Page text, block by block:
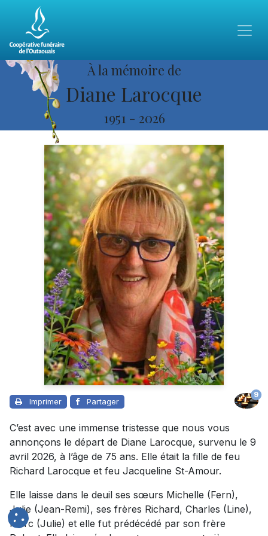
À la mémoire de
Diane Larocque
1951 - 2026
Imprimer Partager
9
C’est avec une immense tristesse que nous vous
annonçons le départ de Diane Larocque, survenu le 9
avril 2026, à l’âge de 75 ans. Elle était la fille de feu
Richard Larocque et feu Jacqueline St-Amour.
Elle laisse dans le deuil ses sœurs Michelle (Fern),
Julie (Jean-Remi), ses frères Richard, Charles (Line),
Marc (Julie) et elle fut prédécédé par son frère